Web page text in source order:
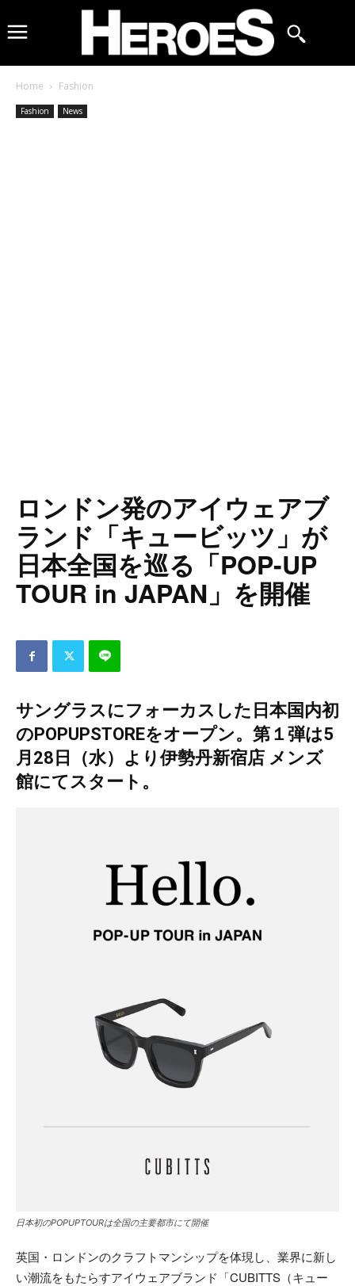
Home Fashion
Fashion News
ロンドン発のアイウェアブ
ランド「キュービッツ」が
日本全国を巡る「POP-UP
TOUR in JAPAN」を開催
サングラスにフォーカスした日本国内初
のPOPUPSTOREをオープン。第１弾は5
月28日（水）より伊勢丹新宿店 メンズ
館にてスタート。
日本初のPOPUPTOURは全国の主要都市にて開催
英国・ロンドンのクラフトマンシップを体現し、業界に新し
い潮流をもたらすアイウェアブランド「CUBITTS（キュー